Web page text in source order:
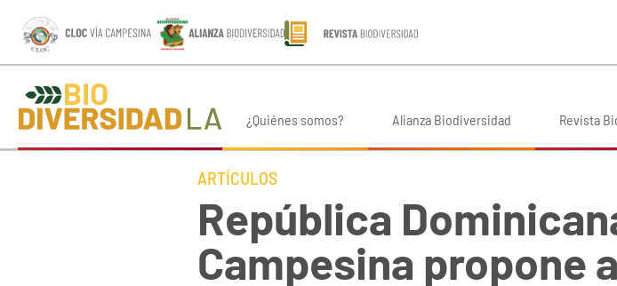
¿Quiénes somos? Alianza Biodiversidad Revista
ARTÍCULOS
República
Campesina propone